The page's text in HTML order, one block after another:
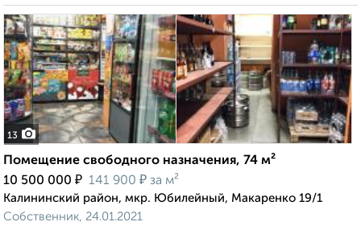
13
Помещение свободного назначения, 74 м²
10 500 000 ₽ 141 900 ₽ за м²
Калининский район, мкр. Юбилейный, Макаренко 19/1
Собственник, 24.01.2021